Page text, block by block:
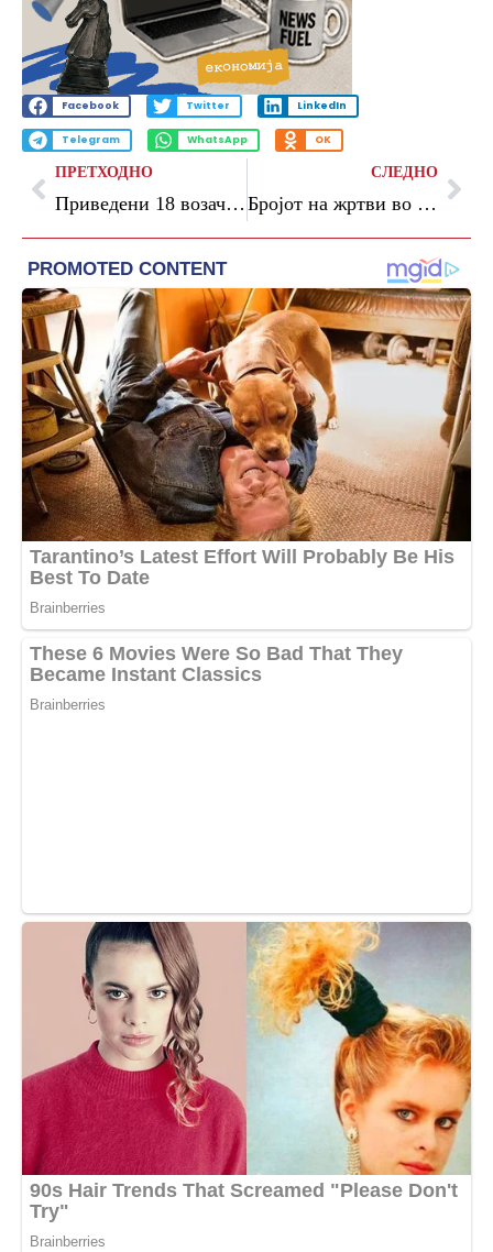
Facebook Twitter LinkedIn
Telegram WhatsApp OK
ПРЕТХОДНО
Приведени 18 возачи за безобѕирно возење, меѓу нив и деца
СЛЕДНО
Бројот на жртви во кинескиот рудник за јаглен се искачи на 90, се апсат лица